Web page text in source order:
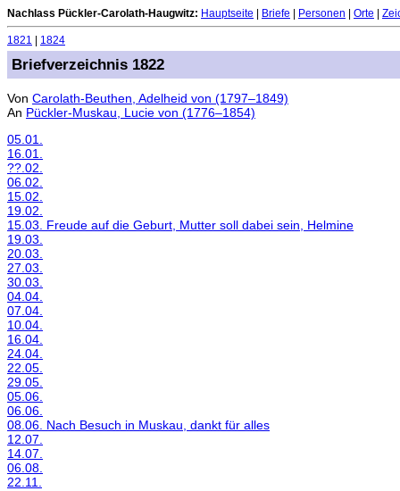
Nachlass Pückler-Carolath-Haugwitz: Hauptseite Briefe Personen Orte
1821 1824
Briefverzeichnis 1822
Von Carolath-Beuthen, Adelheid von (1797–1849)
An Pückler-Muskau, Lucie von (1776–1854)
05.01.
16.01.
??.02.
06.02.
15.02.
19.02.
15.03. Freude auf die Geburt, Mutter soll dabei sein, Helmine
19.03.
20.03.
27.03.
30.03.
04.04.
07.04.
10.04.
16.04.
24.04.
22.05.
29.05.
05.06.
06.06.
08.06. Nach Besuch in Muskau, dankt für alles
12.07.
14.07.
06.08.
22.11.